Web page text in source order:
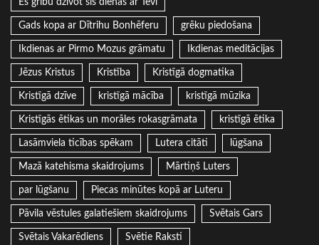
Es gribu dzīvot šīs dienas ar Tevi
Gads kopa ar Dītrihu Bonhēferu grēku piedošana
Ikdienas ar Pirmo Mozus grāmatu Ikdienas meditācijas
Jēzus Kristus Kristība Kristīgā dogmatika
Kristīgā dzīve kristīgā mācība kristīgā mūzika
Kristīgās ētikas un morāles rokasgrāmata kristīgā ētika
Lasāmviela ticības spēkam Lutera citāti lūgšana
Mazā katehisma skaidrojums Mārtiņš Luters
par lūgšanu Piecas minūtes kopā ar Luteru
Pāvila vēstules galatiešiem skaidrojums Svētais Gars
Svētais Vakarēdiens Svētie Raksti